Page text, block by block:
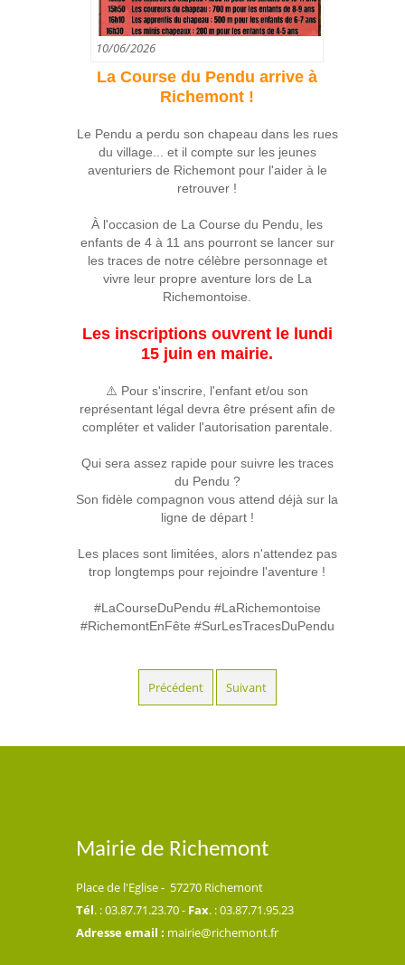
10/06/2026
La Course du Pendu arrive à
Richemont !
Le Pendu a perdu son chapeau dans les rues
du village... et il compte sur les jeunes
aventuriers de Richemont pour l'aider à le
retrouver !
À l'occasion de La Course du Pendu, les
enfants de 4 à 11 ans pourront se lancer sur
les traces de notre célèbre personnage et
vivre leur propre aventure lors de La
Richemontoise.
Les inscriptions ouvrent le lundi
15 juin en mairie.
⚠️ Pour s'inscrire, l'enfant et/ou son
représentant légal devra être présent afin de
compléter et valider l'autorisation parentale.
Qui sera assez rapide pour suivre les traces
du Pendu ?
Son fidèle compagnon vous attend déjà sur la
ligne de départ !
Les places sont limitées, alors n'attendez pas
trop longtemps pour rejoindre l'aventure !
#LaCourseDuPendu #LaRichemontoise
#RichemontEnFête #SurLesTracesDuPendu
Précédent Suivant
Mairie de Richemont
Place de l'Eglise - 57270 Richemont
Tél. : 03.87.71.23.70 - Fax. : 03.87.71.95.23
Adresse email : mairie@richemont.fr